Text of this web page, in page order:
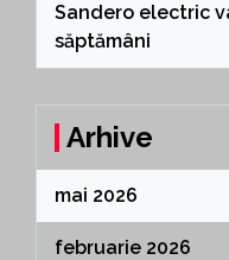
Sandero electric
săptămâni
Arhive
mai 2026
februarie 2026